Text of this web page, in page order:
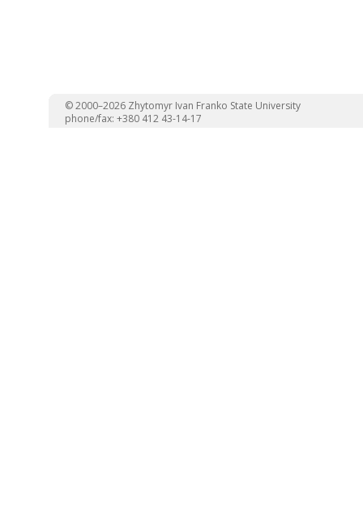
© 2000–2026 Zhytomyr Ivan Franko State University
phone/fax: +380 412 43-14-17